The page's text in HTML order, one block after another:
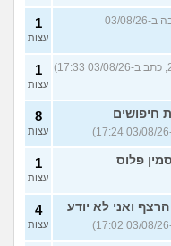
(קולית, בת 20, כתבה ב-03/08/26
1
עצות
1
עצות
חיפושים
8
עצות
פלוס 1
עצות
ואני לא יודע
4
עצות